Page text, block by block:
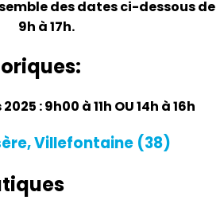
des dates ci-dessous de
9h à 17h.
: 9h00 à 11h OU 14h à 16h
Villefontaine (38)